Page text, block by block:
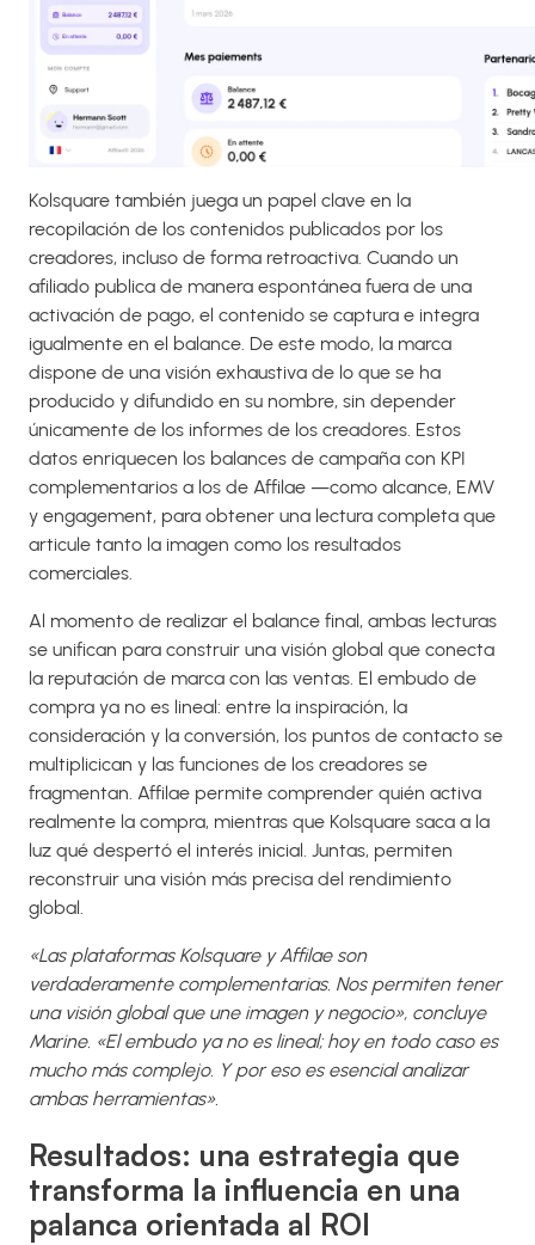
Kolsquare también juega un papel clave en la
recopilación de los contenidos publicados por los
creadores, incluso de forma retroactiva. Cuando un
afiliado publica de manera espontánea fuera de una
activación de pago, el contenido se captura e integra
igualmente en el balance. De este modo, la marca
dispone de una visión exhaustiva de lo que se ha
producido y difundido en su nombre, sin depender
únicamente de los informes de los creadores. Estos
datos enriquecen los balances de campaña con KPI
complementarios a los de Affilae —como alcance, EMV
y engagement, para obtener una lectura completa que
articule tanto la imagen como los resultados
comerciales.
Al momento de realizar el balance final, ambas lecturas
se unifican para construir una visión global que conecta
la reputación de marca con las ventas. El embudo de
compra ya no es lineal: entre la inspiración, la
consideración y la conversión, los puntos de contacto se
multiplicican y las funciones de los creadores se
fragmentan. Affilae permite comprender quién activa
realmente la compra, mientras que Kolsquare saca a la
luz qué despertó el interés inicial. Juntas, permiten
reconstruir una visión más precisa del rendimiento
global.
«Las plataformas Kolsquare y Affilae son
verdaderamente complementarias. Nos permiten tener
una visión global que une imagen y negocio», concluye
Marine. «El embudo ya no es lineal; hoy en todo caso es
mucho más complejo. Y por eso es esencial analizar
ambas herramientas».
Resultados: una estrategia que
transforma la influencia en una
palanca orientada al ROI